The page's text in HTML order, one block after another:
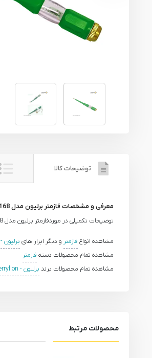
قطعات یدکی ابزارآلات
ابزار الکتریکی
توضیحات کالا
معرفی و مشخصات فازمتر برلیون مدل DB3168
توضیحات تکمیلی در موردفازمتر برلیون مدل DB3168 به زودی انتشار می‌یابد.
مشاهده انواع فازمتر و دیگر ابزار های برلیون - Berrylion
مشاهده تمام محصولات دسته فازمتر
مشاهده تمام محصولات برند برلیون - Berrylion
محصولات مرتبط